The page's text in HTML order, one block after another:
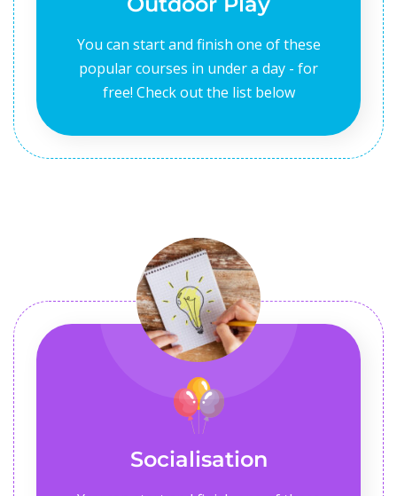
You can start and finish one of these
popular courses in under a day - for
free! Check out the list below
Socialisation